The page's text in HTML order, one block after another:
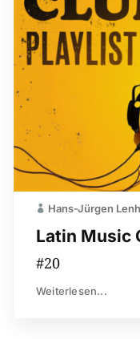
Latin Music
Hans-Jürgen
#20
Weiterlesen...